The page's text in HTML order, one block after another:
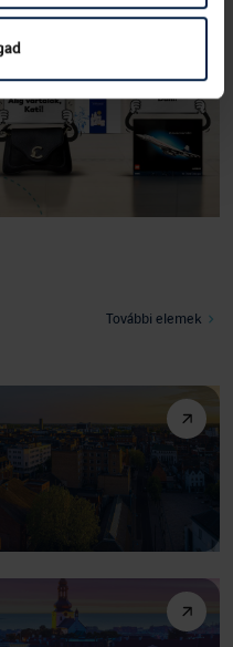
További elemek